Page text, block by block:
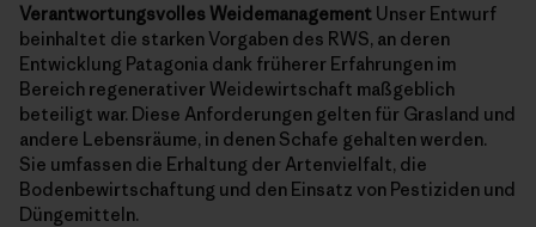
Verantwortungsvolles Weidemanagement Unser Entwurf
beinhaltet die starken Vorgaben des RWS, an deren
Entwicklung Patagonia dank früherer Erfahrungen im
Bereich regenerativer Weidewirtschaft maßgeblich
beteiligt war. Diese Anforderungen gelten für Grasland und
andere Lebensräume, in denen Schafe gehalten werden.
Sie umfassen die Erhaltung der Artenvielfalt, die
Bodenbewirtschaftung und den Einsatz von Pestiziden und
Düngemitteln.